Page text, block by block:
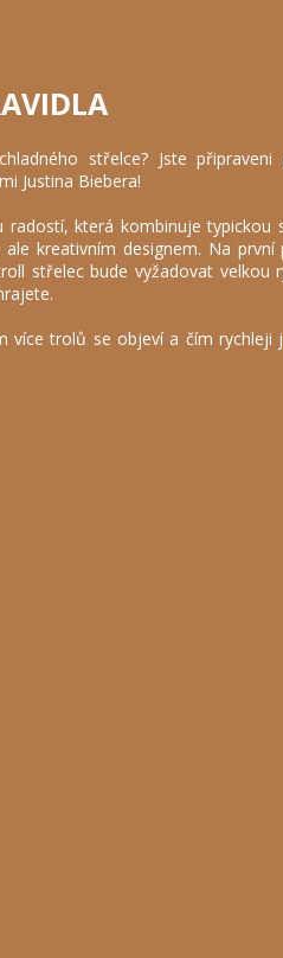
střelce? Jste
Justina Biebera!
radostí, která kombinuje typickou
kreativním designem. Na
střelec bude vyžadovat velkou
více trolů se objeví a čím